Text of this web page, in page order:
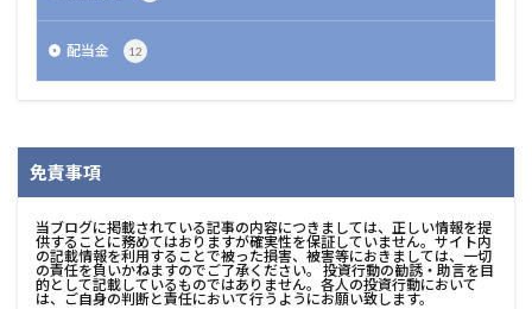
配当金 12
免責事項
当ブログに掲載されている記事の内容につきましては、正しい情報を提
供することに務めてはおりますが確実性を保証していません。サイト内
の記載情報を利用することで被った損害、被害等におきましては、一切
の責任を負いかねますのでご了承ください。 投資行動の勧誘・助言を目
的として記載しているものではありません。各人の投資行動において
は、ご自身の判断と責任において行うようにお願い致します。